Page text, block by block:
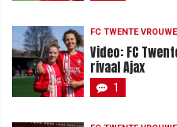
FC TWENTE
Video: FC
rivaal Ajax
1